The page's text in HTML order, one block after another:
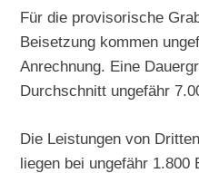
Für die provisorische
Beisetzung kommen
Anrechnung. Eine
Durchschnitt ungefähr
Die Leistungen von
liegen bei ungefähr